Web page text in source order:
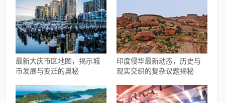
最新大庆市区地图，揭示城
市发展与变迁的奥秘
印度侵华最新动态，历史与
现实交织的复杂议题揭秘